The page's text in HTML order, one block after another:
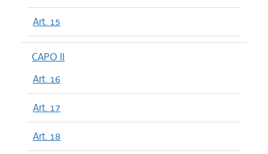
Art. 15
CAPO II
Art. 16
Art. 17
Art. 18